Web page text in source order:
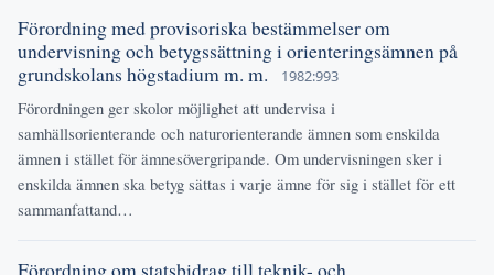
Förordning med provisoriska bestämmelser om
undervisning och betygssättning i orienteringsämnen på
grundskolans högstadium m. m.
1982:993
Förordningen ger skolor möjlighet att undervisa i
samhällsorienterande och naturorienterande ämnen som enskilda
ämnen i stället för ämnesövergripande. Om undervisningen sker i
enskilda ämnen ska betyg sättas i varje ämne för sig i stället för ett
sammanfattand…
Förordning om statsbidrag till teknik- och